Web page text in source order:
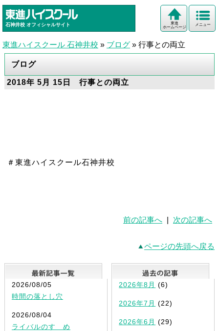
石神井校 オフィシャルサイト メニュー
東進
ホームページ
東進ハイスクール 石神井校 » ブログ » 行事との両立
ブログ
2018年 5月 15日 行事との両立
＃東進ハイスクール石神井校
前の記事へ 次の記事へ
ページの先頭へ戻る
最新記事一覧
2026/08/05
時間の落とし穴
2026/08/04
ライバルのすゝめ
2026年8月 (6)
2026年7月 (22)
2026年6月 (29)